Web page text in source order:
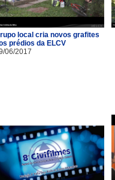
local cria novos grafites
prédios da ELCV
06/2017